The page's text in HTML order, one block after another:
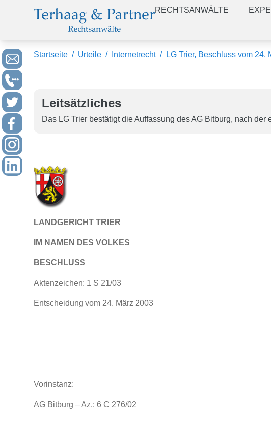
RECHTSANWÄLTE
Startseite / Urteile / Internetrecht / LG Trier, Beschluss vom 24.
Leitsätzliches
Das LG Trier bestätigt die Auffassung des AG Bitburg, nach
LANDGERICHT TRIER
IM NAMEN DES VOLKES
BESCHLUSS
Aktenzeichen: 1 S 21/03
Entscheidung vom 24. März 2003
Vorinstanz:
AG Bitburg – Az.: 6 C 276/02